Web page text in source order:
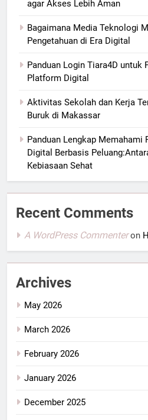
agar Akses Lebih Aman
Bagaimana Media Teknologi
Pengetahuan di Era Digital
Panduan Login Tiara4D untuk
Platform Digital
Aktivitas Sekolah dan Kerja
Buruk di Makassar
Panduan Lengkap Memahami
Digital Berbasis
Kebiasaan Sehat
Recent Comments
A WordPress Commenteron
Archives
May 2026
March 2026
February 2026
January 2026
December 2025